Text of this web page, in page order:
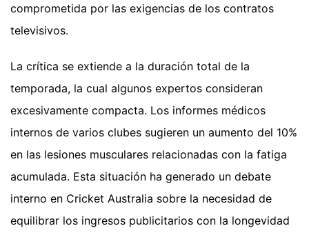
comprometida por las exigencias de los contratos
televisivos.
La crítica se extiende a la duración total de la
temporada, la cual algunos expertos consideran
excesivamente compacta. Los informes médicos
internos de varios clubes sugieren un aumento del 10%
en las lesiones musculares relacionadas con la fatiga
acumulada. Esta situación ha generado un debate
interno en Cricket Australia sobre la necesidad de
equilibrar los ingresos publicitarios con la longevidad